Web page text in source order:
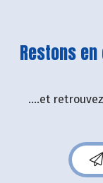
Restons
....et